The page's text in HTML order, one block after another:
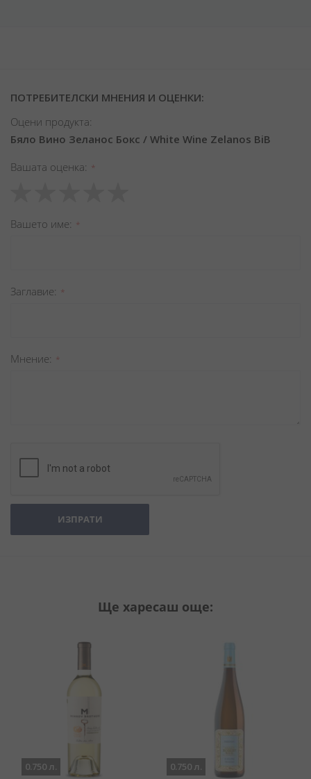
ПОТРЕБИТЕЛСКИ МНЕНИЯ И ОЦЕНКИ:
Оцени продукта:
Бяло Вино Зеланос Бокс / White Wine Zelanos BiB
Вашата оценка
star
stars
stars
stars
stars
Вашето име
Заглавиe
Мнение
ИЗПРАТИ
Ще харесаш още:
0.750 л. 0.750 л.